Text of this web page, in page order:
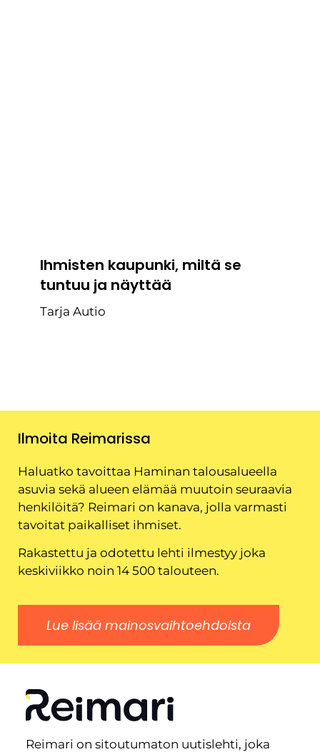
Ihmisten kaupunki, miltä se
tuntuu ja näyttää
Tarja Autio
Ilmoita Reimarissa
Haluatko tavoittaa Haminan talousalueella
asuvia sekä alueen elämää muutoin seuraavia
henkilöitä? Reimari on kanava, jolla varmasti
tavoitat paikalliset ihmiset.
Rakastettu ja odotettu lehti ilmestyy joka
keskiviikko noin 14 500 talouteen.
Lue lisää mainosvaihtoehdoista
Reimari on sitoutumaton uutislehti, joka